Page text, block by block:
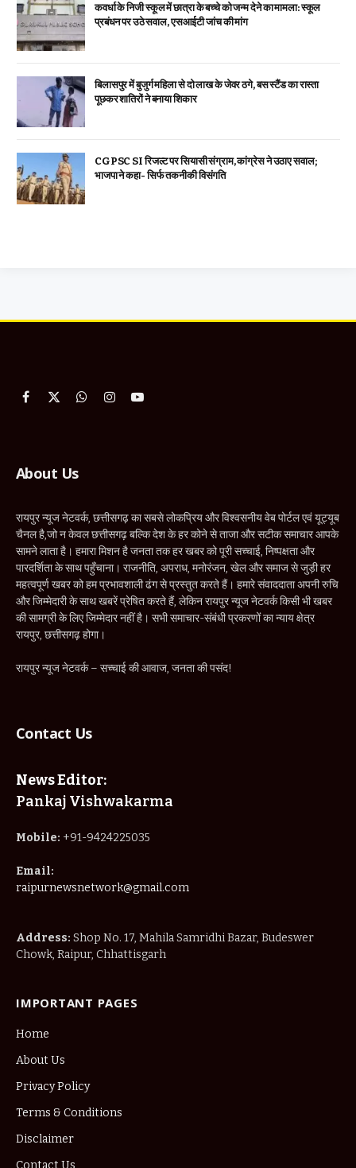
कवर्धा के निजी स्कूल में छात्रा के बच्चे को जन्म देने का मामला: स्कूल
प्रबंधन पर उठे सवाल, एसआईटी जांच की मांग
बिलासपुर में बुजुर्ग महिला से दो लाख के जेवर ठगे, बस स्टैंड का रास्ता
पूछकर शातिरों ने बनाया शिकार
CGPSC SI रिजल्ट पर सियासी संग्राम, कांग्रेस ने उठाए सवाल;
भाजपा ने कहा- सिर्फ तकनीकी विसंगति
Facebook
X
WhatsApp
InstagramYouTube
About Us
रायपुर न्यूज नेटवर्क, छत्तीसगढ़ का सबसे लोकप्रिय और विश्वसनीय वेब पोर्टल एवं यूट्यूब
चैनल है,जो न केवल छत्तीसगढ़ बल्कि देश के हर कोने से ताजा और सटीक समाचार आपके
सामने लाता है। हमारा मिशन है जनता तक हर खबर को पूरी सच्चाई, निष्पक्षता और
पारदर्शिता के साथ पहुँचाना। राजनीति, अपराध, मनोरंजन, खेल और समाज से जुड़ी हर
महत्वपूर्ण खबर को हम प्रभावशाली ढंग से प्रस्तुत करते हैं। हमारे संवाददाता अपनी रुचि
और जिम्मेदारी के साथ खबरें प्रेषित करते हैं, लेकिन रायपुर न्यूज नेटवर्क किसी भी खबर
की सामग्री के लिए जिम्मेदार नहीं है। सभी समाचार-संबंधी प्रकरणों का न्याय क्षेत्र
रायपुर, छत्तीसगढ़ होगा।
रायपुर न्यूज नेटवर्क – सच्चाई की आवाज, जनता की पसंद!
Contact Us
News Editor:
Pankaj Vishwakarma
Mobile: +91-9424225035
Email:
raipurnewsnetwork@gmail.com
Address: Shop No. 17, Mahila Samridhi Bazar, Budeswer
Chowk, Raipur, Chhattisgarh
IMPORTANT PAGES
Home
About Us
Privacy Policy
Terms & Conditions
Disclaimer
Contact Us